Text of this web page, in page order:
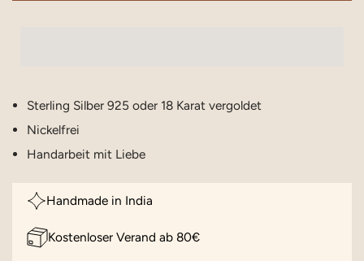
Sterling Silber 925 oder 18 Karat vergoldet
Nickelfrei
Handarbeit mit Liebe
Handmade in India
Kostenloser Verand ab 80€